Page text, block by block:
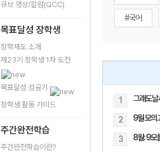
큐브 영상/칼럼(QCC)
목표달성 장학생
장학제도 소개
제23기 장학생 1차 도전
목표달성 성공기
장학생 활동 가이드
주간완전학습
주간완전학습이란?
#국어
1 그래도날
2 9월 모의
3 8월: 9모